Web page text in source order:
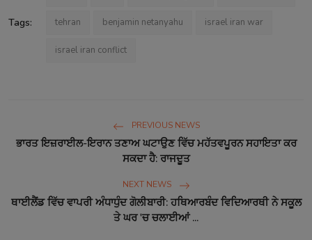
Tags: tehran benjamin netanyahu israel iran war
israel iran conflict
PREVIOUS NEWS
ਭਾਰਤ ਇਜ਼ਰਾਈਲ-ਇਰਾਨ ਤਣਾਅ ਘਟਾਉਣ ਵਿੱਚ ਮਹੱਤਵਪੂਰਨ ਸਹਾਇਤਾ ਕਰ
ਸਕਦਾ ਹੈ: ਰਾਜਦੂਤ
NEXT NEWS
ਥਾਈਲੈਂਡ ਵਿੱਚ ਵਾਪਰੀ ਅੰਧਾਧੁੰਦ ਗੋਲੀਬਾਰੀ: ਹਥਿਆਰਬੰਦ ਵਿਦਿਆਰਥੀ ਨੇ ਸਕੂਲ
ਤੇ ਘਰ 'ਚ ਚਲਾਈਆਂ ...